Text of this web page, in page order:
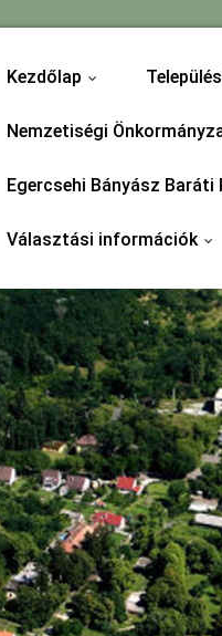
Kezdőlap
Nemzetiségi
Egercsehi Bányász Baráti
Választási információk